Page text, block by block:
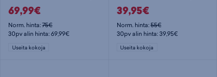
69,99€
Norm. hinta:75€
30pv alin hinta: 69,99€
Useita kokoja
39,95€
Norm. hinta:55€
30pv alin hinta: 39,95€
Useita kokoja